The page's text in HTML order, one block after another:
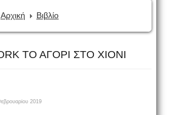
Αρχική Βιβλίο
ΤΟ ΑΓΟΡΙ ΣΤΟ ΧΙΟΝΙ
2019